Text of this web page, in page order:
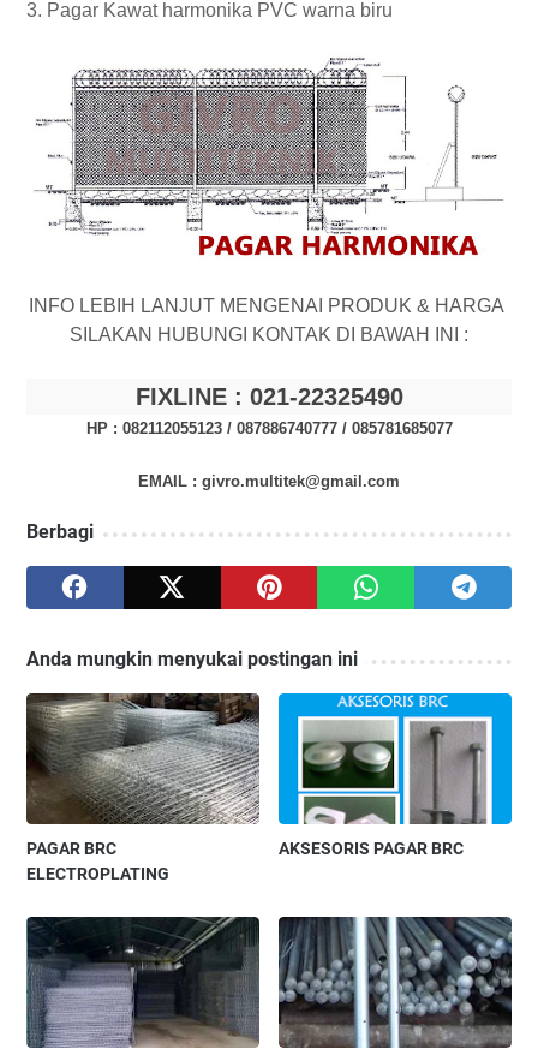
3. Pagar Kawat harmonika PVC warna biru
INFO LEBIH LANJUT MENGENAI PRODUK & HARGA
SILAKAN HUBUNGI KONTAK DI BAWAH INI :
FIXLINE : 021-22325490
HP : 082112055123 / 087886740777 / 085781685077
EMAIL : givro.multitek@gmail.com
Berbagi
Anda mungkin menyukai postingan ini
PAGAR BRC
ELECTROPLATING
AKSESORIS PAGAR BRC